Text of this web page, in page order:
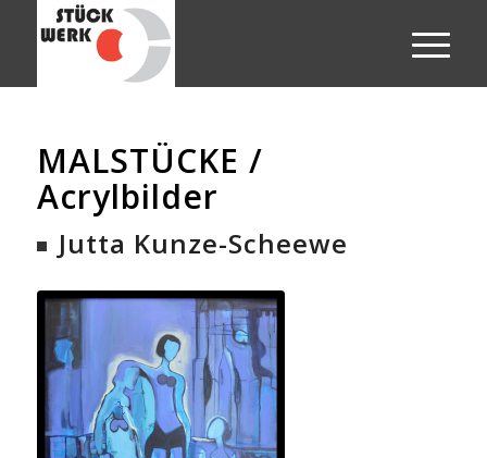
MALSTÜCKE /
Acrylbilder
Jutta Kunze-Scheewe